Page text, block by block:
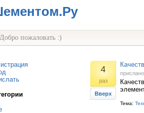
Добро пожаловать :)
4
раз
Вверх
Тема: